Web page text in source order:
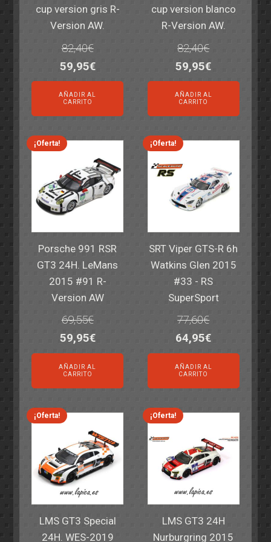
cup version gris R-
Version AW.
82,40€
El
precio
original
era:
82,40€.
59,95€El
precio
es:
59,95€.
AÑADIR AL
CARRITO
cup version blanco
R-Version AW.
82,40€
El
precio
original
era:
82,40€.
59,95€El
precio
es:
59,95€.
AÑADIR AL
CARRITO
¡Oferta!
Porsche 991 RSR
GT3 24H. LeMans
2015 #91 R-
Version AW
69,55€
El
precio
original
era:
69,55€.
59,95€El
precio
actual
es:
59,95€.
AÑADIR AL
CARRITO
¡Oferta!
SRT Viper GTS-R 6h
Watkins Glen 2015
#33 - RS
SuperSport
77,60€
El
precio
original
era:
77,60€.
64,95€El
precio
actual
es:
64,95€.
AÑADIR AL
CARRITO
¡Oferta!
LMS GT3 Special
24H. WES-2019
¡Oferta!
LMS GT3 24H
Nurburgring 2015